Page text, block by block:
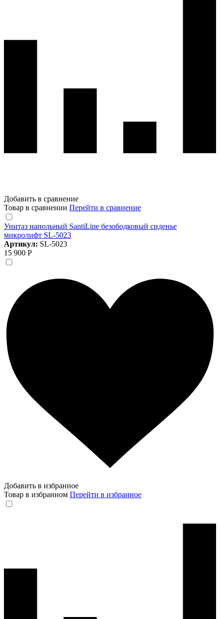
Добавить в сравнение
Товар в сравнении Перейти в сравнение
Унитаз напольный SantiLine безободковый сиденье
микролифт SL-5023
Артикул: SL-5023
15 900 Р
Добавить в избранное
Товар в избранном Перейти в избранное